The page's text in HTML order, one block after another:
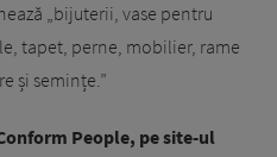
„bijuterii, vase pentru
tapet, perne, mobilier, rame
și semințe.”
People, pe site-ul